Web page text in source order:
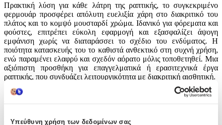
Υπεύθυνη χρήση των δεδομένων σας
Πρακτική λύση για κάθε λάτρη της ραπτικής, το συγκεκριμένο
φερμουάρ προσφέρει απόλυτη ευελιξία χάρη στο διακριτικό του
πλάτος και το κομψό μουσταρδί χρώμα. Ιδανικό για φόρεματα και
φούστες, επιτρέπει εύκολη εφαρμογή και εξασφαλίζει άψογη
εμφάνιση χωρίς να διαταράσσει το σχέδιο του ενδύματος. Η
ποιότητα κατασκευής του το καθιστά ανθεκτικό στη συχνή χρήση,
ενώ παραμένει ελαφρύ και σχεδόν αόρατο μόλις τοποθετηθεί. Μια
αξιόπιστη προσθήκη για επαγγελματικά ή ερασιτεχνικά έργα
ραπτικής, που συνδυάζει λειτουργικότητα με διακριτική αισθητική.
Χαρακτηριστικά
Είδος: